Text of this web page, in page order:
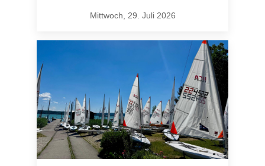
Mittwoch, 29. Juli 2026